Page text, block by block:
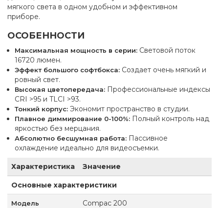
мягкого света в одном удобном и эффективном
приборе.
ОСОБЕННОСТИ
Максимальная мощность в серии: Световой поток
16720 люмен.
Эффект большого софтбокса: Создает очень мягкий и
ровный свет.
Высокая цветопередача: Профессиональные индексы
CRI >95 и TLCI >93.
Тонкий корпус: Экономит пространство в студии.
Плавное диммирование 0-100%: Полный контроль над
яркостью без мерцания.
Абсолютно бесшумная работа: Пассивное
охлаждение идеально для видеосъемки.
Характеристика Значение
Основные характеристики
Модель Compac 200